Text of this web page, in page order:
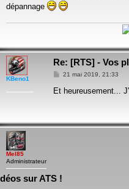
dépannage
KBeno1
Re: [RTS] - Vos
Message
21 mai 2019, 21:33
Et heureusement...
Mel85
Administrateur
sur ATS !